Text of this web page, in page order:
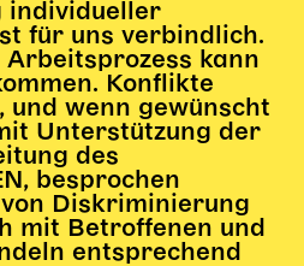
individueller
für uns verbindlich.
Arbeitsprozess kann
Konflikte
und wenn gewünscht
Unterstützung der
des
besprochen
Diskriminierung
mit Betroffenen und
entsprechend